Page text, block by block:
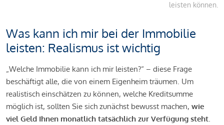
leisten können.
Was kann ich mir bei der Immobilie
leisten: Realismus ist wichtig
„Welche Immobilie kann ich mir leisten?“ – diese Frage
beschäftigt alle, die von einem Eigenheim träumen. Um
realistisch einschätzen zu können, welche Kreditsumme
möglich ist, sollten Sie sich zunächst bewusst machen, wie
viel Geld Ihnen monatlich tatsächlich zur Verfügung steht.